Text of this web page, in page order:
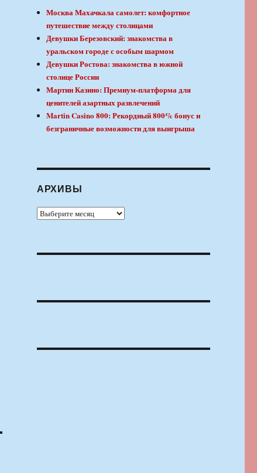
Москва Махачкала самолет: комфортное
путешествие между столицами
Девушки Березовский: знакомства в
уральском городе с особым шармом
Девушки Ростова: знакомства в южной
столице России
Мартин Казино: Премиум-платформа для
ценителей азартных развлечений
Martin Casino 800: Рекордный 800% бонус и
безграничные возможности для выигрыша
АРХИВЫ
Архивы